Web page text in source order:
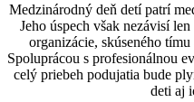
Medzinárodný deň detí patrí
Jeho úspech však nezávisí
organizácie, skúseného
Spoluprácou s profesionálnou
celý priebeh podujatia bude
deti aj